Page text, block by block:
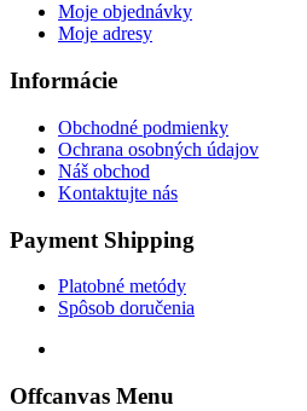
Moje objednávky
Moje adresy
Informácie
Obchodné podmienky
Ochrana osobných údajov
Náš obchod
Kontaktujte nás
Payment Shipping
Platobné metódy
Spôsob doručenia
Offcanvas Menu